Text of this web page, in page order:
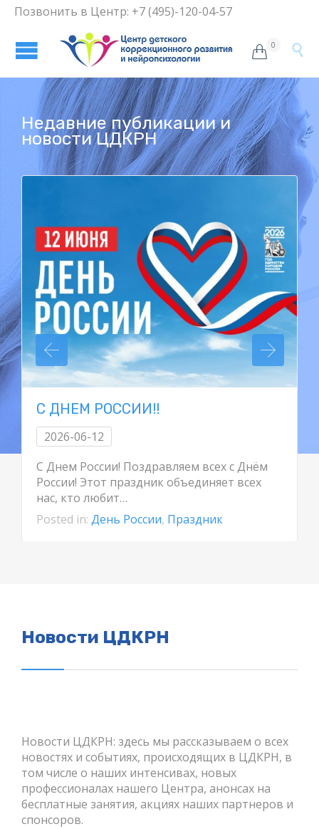
Позвонить в Центр: +7 (495)-120-04-57
 0 
Недавние публикации и
новости ЦДКРН
С ДНЕМ РОССИИ!!
2026-06-12
С Днем России! Поздравляем всех с Днём
России! Этот праздник объединяет всех
нас, кто любит…
Posted in: День России, Праздник
Новости ЦДКРН
Новости ЦДКРН: здесь мы рассказываем о всех
новостях и событиях, происходящих в ЦДКРН, в
том числе о наших интенсивах, новых
профессионалах нашего Центра, анонсах на
бесплатные занятия, акциях наших партнеров и
спонсоров.